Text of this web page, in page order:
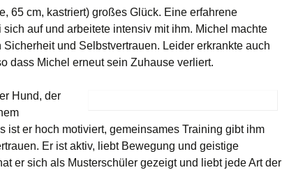
65 cm, kastriert) großes Glück. Eine erfahrene
auf und arbeitete intensiv mit ihm. Michel machte
und Selbstvertrauen. Leider erkrankte auch
dass Michel erneut sein Zuhause verliert.
Hund, der
ist er hoch motiviert, gemeinsames Training gibt ihm
Er ist aktiv, liebt Bewegung und geistige
er sich als Musterschüler gezeigt und liebt jede Art der